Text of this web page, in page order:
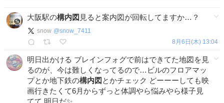
大阪駅の構内図 見ると案内図が回転してますか…？
snow @snow_7411
8月6日(木) 13:04
明日出かける ブレインフォグで前はできてた地図を見
るのが、今は難しくなってるので…ビルのフロアマッ
プとか地下鉄の構内図 とかチェック どーーーしても映
画行きたくて6月からずっと体調やら悩みやら様子見
てて 明日だ✨